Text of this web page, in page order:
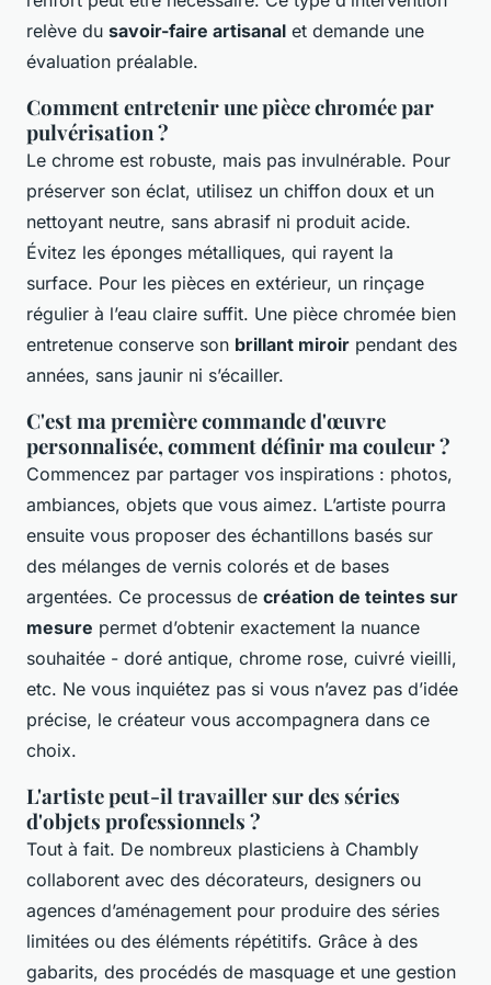
relève du savoir-faire artisanal et demande une
évaluation préalable.
Comment entretenir une pièce chromée par
pulvérisation ?
Le chrome est robuste, mais pas invulnérable. Pour
préserver son éclat, utilisez un chiffon doux et un
nettoyant neutre, sans abrasif ni produit acide.
Évitez les éponges métalliques, qui rayent la
surface. Pour les pièces en extérieur, un rinçage
régulier à l’eau claire suffit. Une pièce chromée bien
entretenue conserve son brillant miroir pendant des
années, sans jaunir ni s’écailler.
C'est ma première commande d'œuvre
personnalisée, comment définir ma couleur ?
Commencez par partager vos inspirations : photos,
ambiances, objets que vous aimez. L’artiste pourra
ensuite vous proposer des échantillons basés sur
des mélanges de vernis colorés et de bases
argentées. Ce processus de création de teintes sur
mesure permet d’obtenir exactement la nuance
souhaitée - doré antique, chrome rose, cuivré vieilli,
etc. Ne vous inquiétez pas si vous n’avez pas d’idée
précise, le créateur vous accompagnera dans ce
choix.
L'artiste peut-il travailler sur des séries
d'objets professionnels ?
Tout à fait. De nombreux plasticiens à Chambly
collaborent avec des décorateurs, designers ou
agences d’aménagement pour produire des séries
limitées ou des éléments répétitifs. Grâce à des
gabarits, des procédés de masquage et une gestion